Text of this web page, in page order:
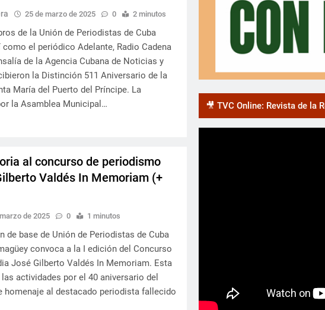
25 de marzo de 2025 0 2 minutos
de la Unión de Periodistas de Cuba
como el periódico Adelante, Radio Cadena
de la Agencia Cubana de Noticias y
la Distinción 511 Aniversario de la
María del Puerto del Príncipe. La
la Asamblea Municipal…
al concurso de periodismo
Valdés In Memoriam (+
de 2025 0 1 minutos
de base de Unión de Periodistas de Cuba
convoca a la I edición del Concurso
José Gilberto Valdés In Memoriam. Esta
actividades por el 40 aniversario del
homenaje al destacado periodista fallecido
🎥 TVC Online: Revista de la